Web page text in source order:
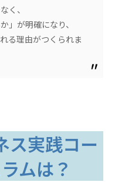
く、
」が明確になり、
る理由がつくられま
ス実践コー
ムは？